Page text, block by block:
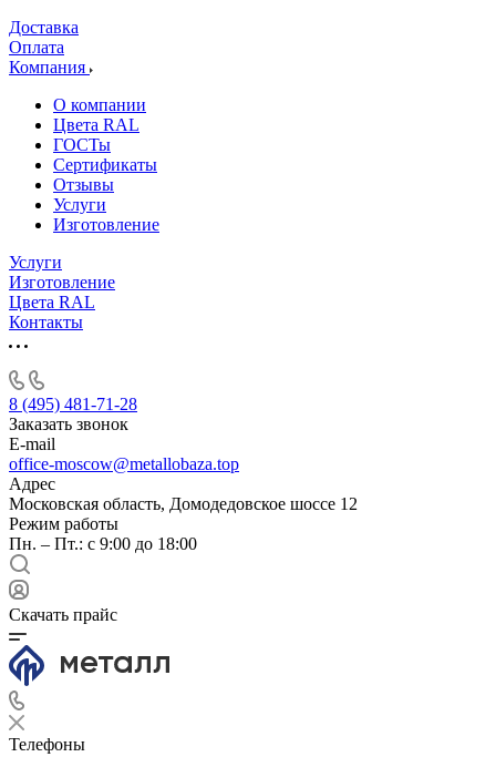
Доставка
Оплата
Компания
О компании
Цвета RAL
ГОСТы
Сертификаты
Отзывы
Услуги
Изготовление
Услуги
Изготовление
Цвета RAL
Контакты
8 (495) 481-71-28
Заказать звонок
E-mail
office-moscow@metallobaza.top
Адрес
Московская область, Домодедовское шоссе 12
Режим работы
Пн. – Пт.: с 9:00 до 18:00
Скачать прайс
Телефоны